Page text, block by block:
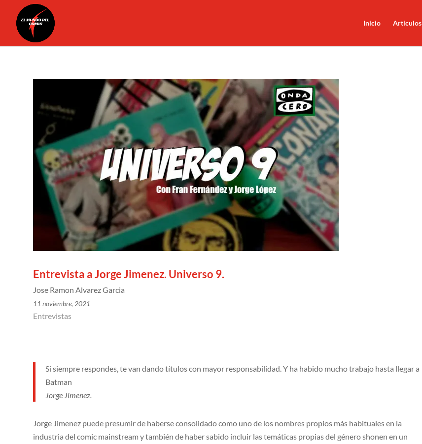
Inicio Artículos
Entrevista a Jorge Jimenez. Universo 9.
Jose Ramon Alvarez Garcia
11 noviembre, 2021
Entrevistas
Si siempre respondes, te van dando títulos con mayor responsabilidad. Y ha habido mucho trabajo hasta llegar a
Batman
Jorge Jimenez.
Jorge Jimenez puede presumir de haberse consolidado como uno de los nombres propios más habituales en la
industria del comic mainstream y también de haber sabido incluir las temáticas propias del género shonen en un